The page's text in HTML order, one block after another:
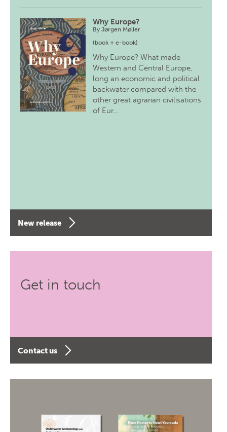
Why Europe?
ByJørgen Møller
(book + e-book)
Why Europe? What made
Western and Central Europe,
long an economic and political
backwater compared with the
other great agrarian civilisations
of Eur…
New release
Get in touch
Contact us